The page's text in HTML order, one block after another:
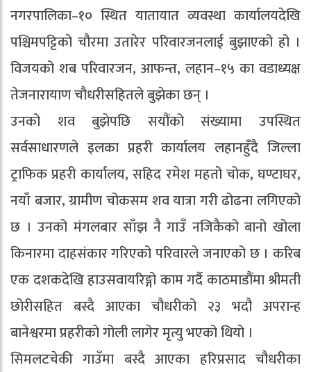
नगरपालिका–१० स्थित यातायात व्यवस्था कार्यालयदेखि
पश्चिमपट्टिको चौरमा उतारेर परिवारजनलाई बुझाएको हो ।
विजयको शब परिवारजन, आफन्त, लहान–१५ का वडाध्यक्ष
तेजनारायाण चौधरीसहितले बुझेका छन् ।
उनको शव बुझेपछि सयौंको संख्यामा उपस्थित
सर्वसाधारणले इलका प्रहरी कार्यालय लहानहुँदै जिल्ला
ट्राफिक प्रहरी कार्यालय, सहिद रमेश महतो चोक, घण्टाघर,
नयाँ बजार, ग्रामीण चोकसम शव यात्रा गरी ढोढना लगिएको
छ । उनको मंगलबार साँझ नै गाउँ नजिकैको बानो खोला
किनारमा दाहसंकार गरिएको परिवारले जनाएको छ । करिब
एक दशकदेखि हाउसवायरिङ्गो काम गर्दै काठमाडौंमा श्रीमती
छोरीसहित बस्दै आएका चौधरीको २३ भदौ अपरान्ह
बानेश्वरमा प्रहरीको गोली लागेर मृत्यु भएको थियो ।
सिमलटचेकी गाउँमा बस्दै आएका हरिप्रसाद चौधरीका